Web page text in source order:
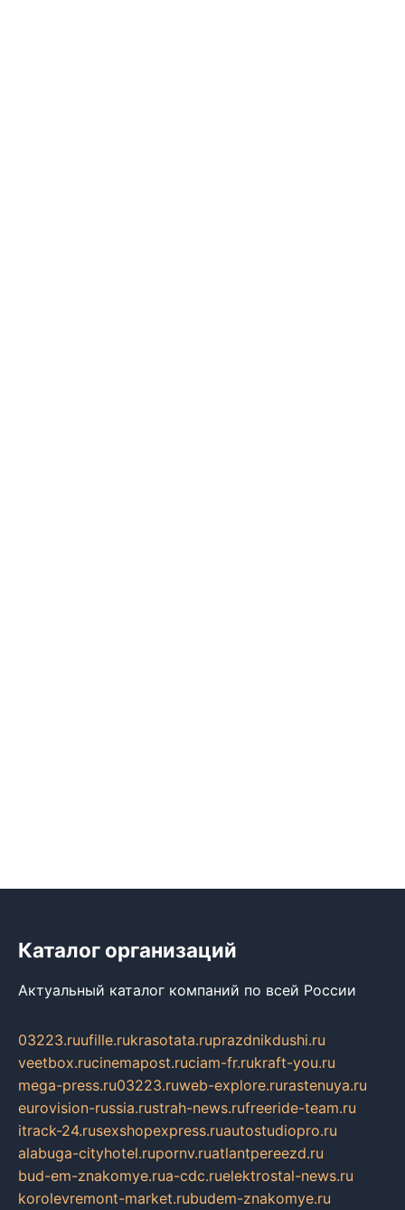
Каталог организаций
Актуальный каталог компаний по всей России
03223.ruufille.rukrasotata.ruprazdnikdushi.ru
veetbox.rucinemapost.ruciam-fr.rukraft-you.ru
mega-press.ru03223.ruweb-explore.rurastenuya.ru
eurovision-russia.rustrah-news.rufreeride-team.ru
itrack-24.rusexshopexpress.ruautostudiopro.ru
alabuga-cityhotel.rupornv.ruatlantpereezd.ru
bud-em-znakomye.rua-cdc.ruelektrostal-news.ru
korolevremont-market.rubudem-znakomye.ru